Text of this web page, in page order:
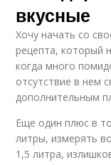
Помидор
вкусные
Хочу начать со
рецепта, который
когда много
отсутствие в нем
дополнительным
Еще один плюс в
литры, измерять
1,5 литра,